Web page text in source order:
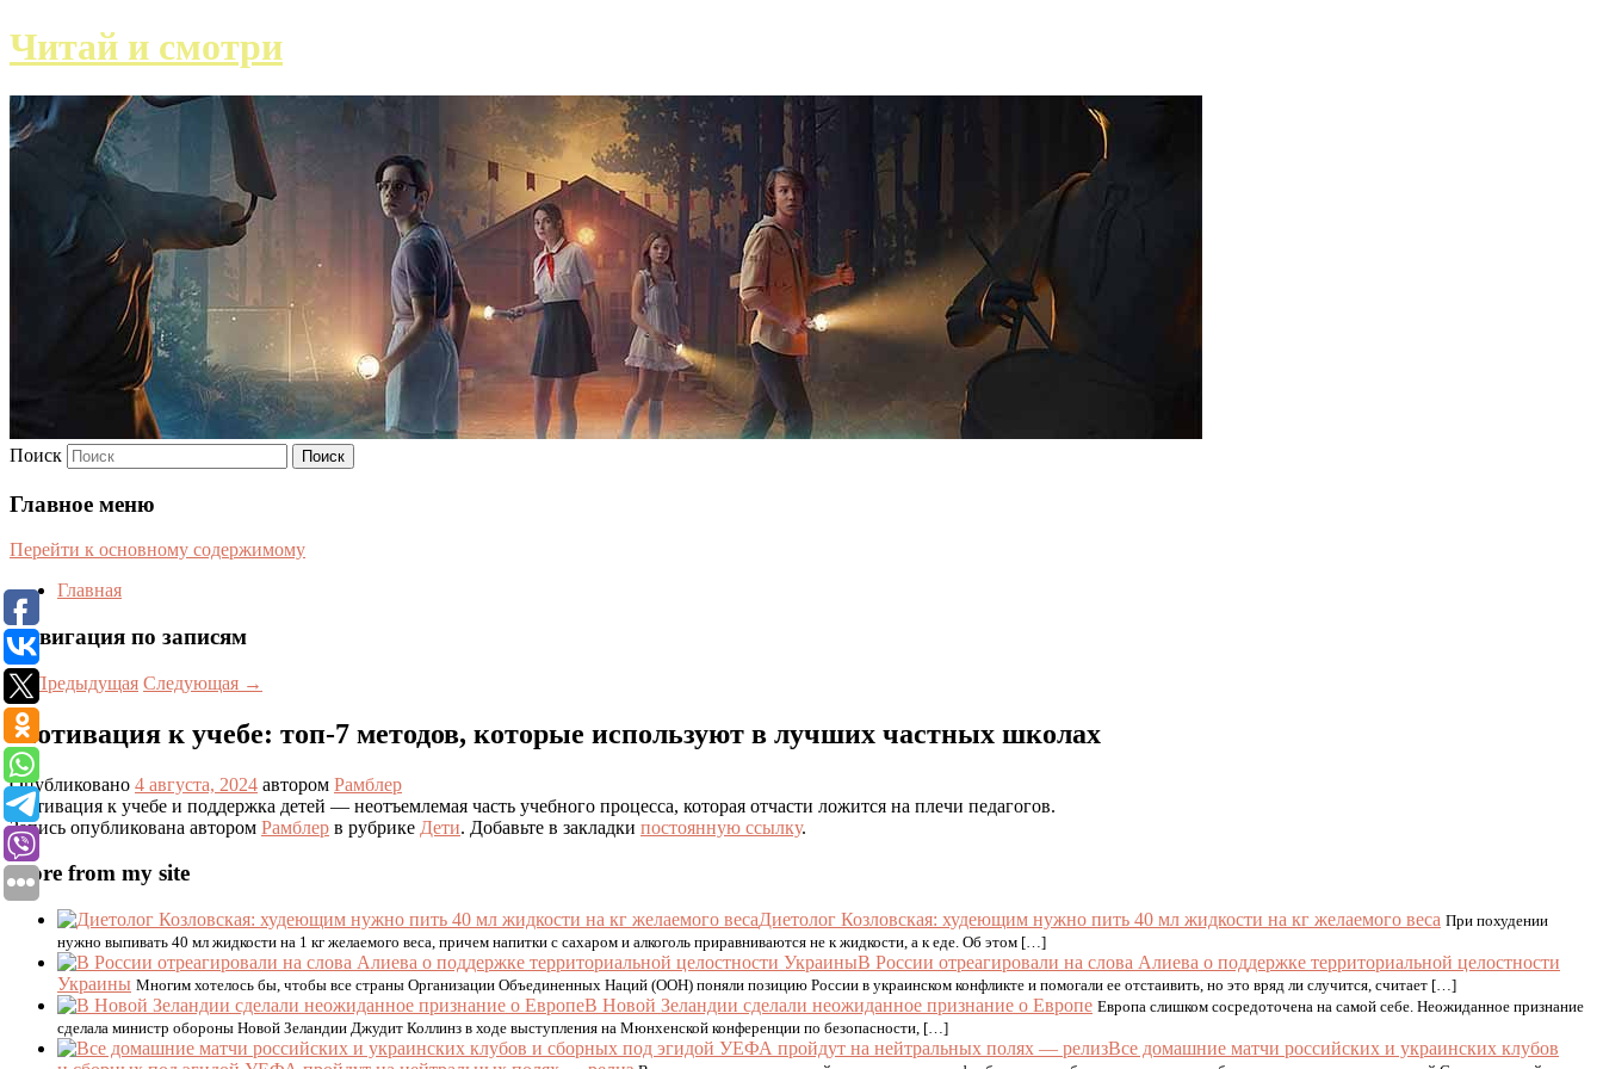
Читай и смотри
Поиск
Главное меню
Перейти к основному содержимому
Главная
Навигация по записям
←Предыдущая Следующая →
Мотивация к учебе: топ-7 методов, которые используют в лучших частных школах
Опубликовано 4 августа, 2024 автором Рамблер
Мотивация к учебе и поддержка детей — неотъемлемая часть учебного процесса, которая отчасти ложится на плечи педагогов.
Запись опубликована автором Рамблер в рубрике Дети. Добавьте в закладки постоянную ссылку.
More from my site
Диетолог Козловская: худеющим нужно пить 40 мл жидкости на кг желаемого веса При похудении
нужно выпивать 40 мл жидкости на 1 кг желаемого веса, причем напитки с сахаром и алкоголь приравниваются не к жидкости, а к еде. Об этом […]
В России отреагировали на слова Алиева о поддержке территориальной целостности
Украины Многим хотелось бы, чтобы все страны Организации Объединенных Наций (ООН) поняли позицию России в украинском конфликте и помогали ее отстаивить, но это вряд ли случится, считает […]
В Новой Зеландии сделали неожиданное признание о Европе Европа слишком сосредоточена на самой себе. Неожиданное признание
сделала министр обороны Новой Зеландии Джудит Коллинз в ходе выступления на Мюнхенской конференции по безопасности, […]
Все домашние матчи российских и украинских клубов